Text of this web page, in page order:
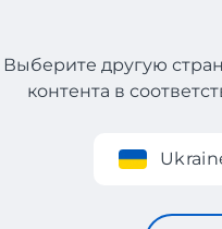
Регистрация
Выберите другую
контента в
Смартфоны и
Узбекистан